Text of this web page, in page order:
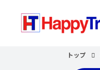
トップ